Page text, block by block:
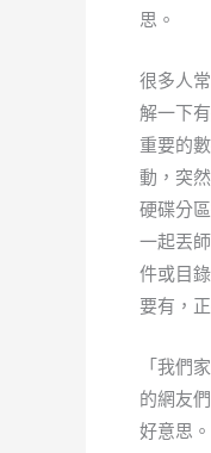
思。
很多人
解一下
重要的
動，突
硬碟分
一起丟
件或目
要有，
「我們
的網友
好意思。